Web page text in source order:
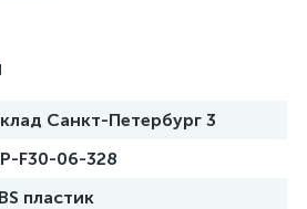
Санкт-Петербург 3
F30-06-328
пластик